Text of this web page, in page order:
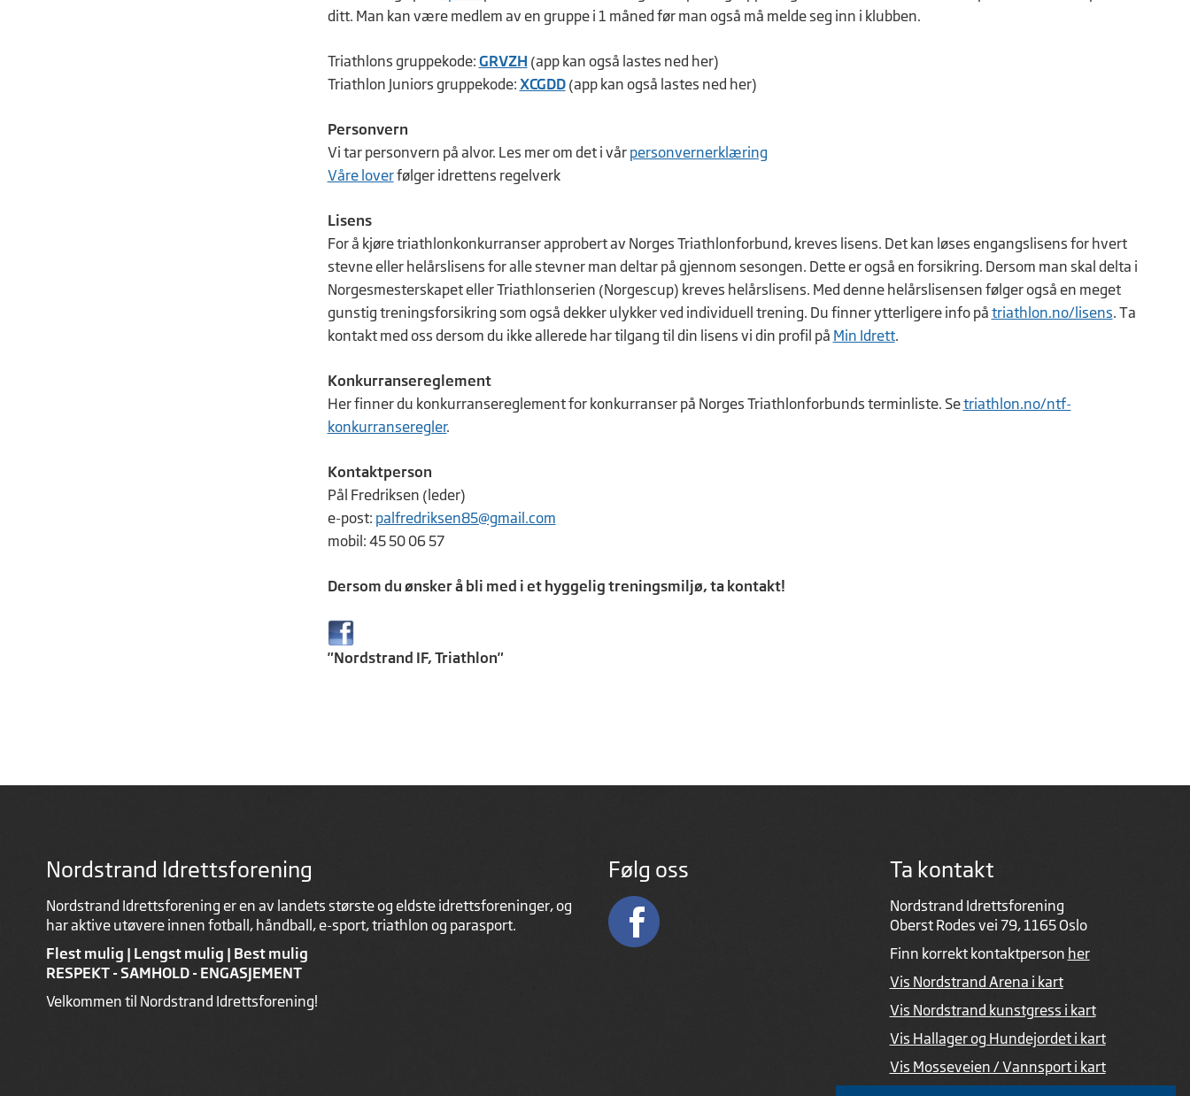
ditt. Man kan være medlem av en gruppe i 1 måned før man også må melde seg inn i klubben.
Triathlons gruppekode: GRVZH (app kan også lastes ned her)
Triathlon Juniors gruppekode: XCGDD (app kan også lastes ned her)
Personvern
Vi tar personvern på alvor. Les mer om det i vår personvernerklæring
Våre loverfølger idrettens regelverk
Lisens
For å kjøre triathlonkonkurranser approbert av Norges Triathlonforbund, kreves lisens. Det kan løses engangslisens for hvert
stevne eller helårslisens for alle stevner man deltar på gjennom sesongen. Dette er også en forsikring. Dersom man skal delta i
Norgesmesterskapet eller Triathlonserien (Norgescup) kreves helårslisens. Med denne helårslisensen følger også en meget
gunstig treningsforsikring som også dekker ulykker ved individuell trening. Du finner ytterligere info på triathlon.no/lisens. Ta
kontakt med oss dersom du ikke allerede har tilgang til din lisens vi din profil på Min Idrett.
Konkurransereglement
Her finner du konkurransereglement for konkurranser på Norges Triathlonforbunds terminliste. Setriathlon.no/ntf-
konkurranseregler.
Kontaktperson
Pål Fredriksen (leder)
e-post: palfredriksen85@gmail.com
mobil: 45 50 06 57
Dersom du ønsker å bli med i et hyggelig treningsmiljø, ta kontakt!
"Nordstrand IF, Triathlon"
Nordstrand Idrettsforening
Nordstrand Idrettsforening er en av landets største og eldste idrettsforeninger, og
har aktive utøvere innen fotball, håndball, e-sport, triathlon og parasport.
Flest mulig | Lengst mulig | Best mulig
RESPEKT - SAMHOLD - ENGASJEMENT
Velkommen til Nordstrand Idrettsforening!
Følg oss Ta kontakt
Nordstrand Idrettsforening
Oberst Rodes vei 79, 1165 Oslo
Finn korrekt kontaktperson her
Vis Nordstrand Arena i kart
Vis Nordstrand kunstgress i kart
Vis Hallager og Hundejordet i kart
Vis Mosseveien / Vannsport i kart